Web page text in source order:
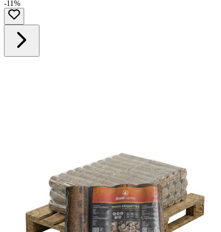
-11%